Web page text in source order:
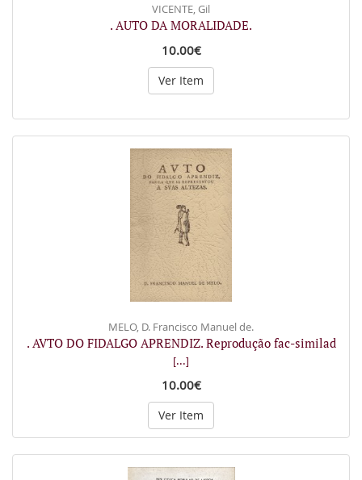
VICENTE, Gil
. AUTO DA MORALIDADE.
10.00€
Ver Item
MELO, D. Francisco Manuel de.
. AVTO DO FIDALGO APRENDIZ. Reprodução fac-similad
[...]
10.00€
Ver Item